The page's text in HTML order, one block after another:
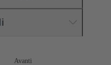
Avanti